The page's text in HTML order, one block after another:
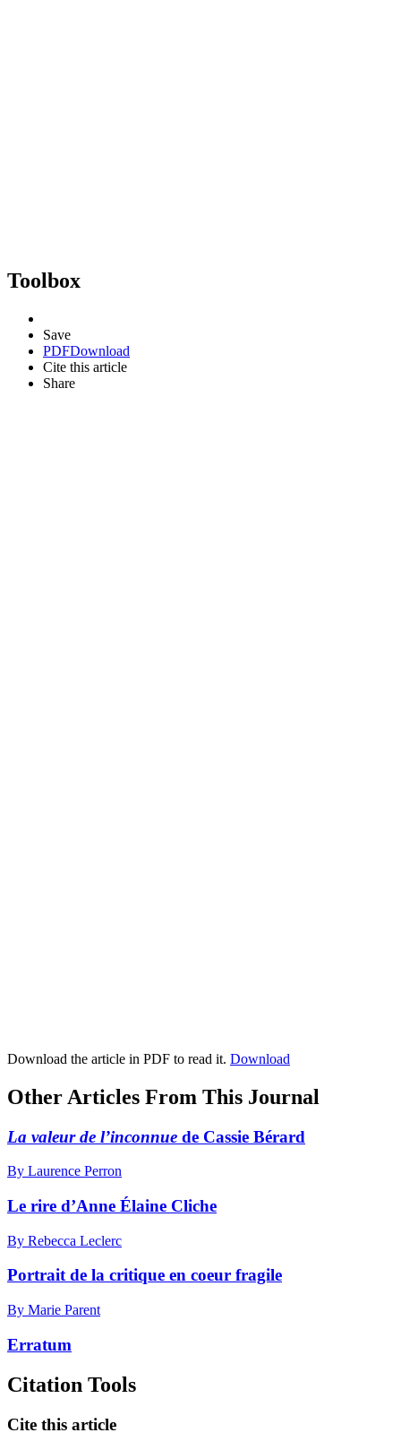
Toolbox
Save
PDFDownload
Cite this article
Share
Download the article in PDF to read it. Download
Other Articles From This Journal
La valeur de l’inconnue de Cassie Bérard
By Laurence Perron
Le rire d’Anne Élaine Cliche
By Rebecca Leclerc
Portrait de la critique en coeur fragile
By Marie Parent
Erratum
Citation Tools
Cite this article